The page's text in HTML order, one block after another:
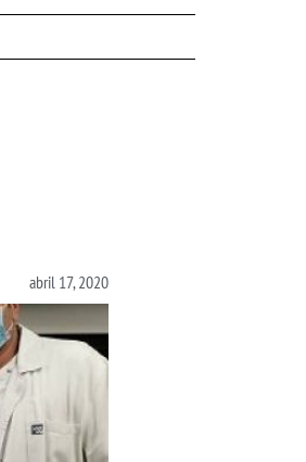
abril 17, 2020